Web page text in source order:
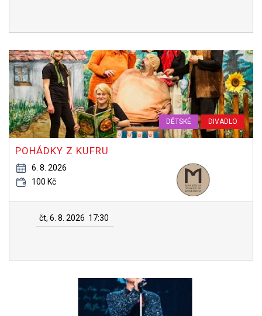
DĚTSKÉ DIVADLO
POHÁDKY Z KUFRU
6. 8. 2026
100 Kč
čt, 6. 8. 2026 17:30